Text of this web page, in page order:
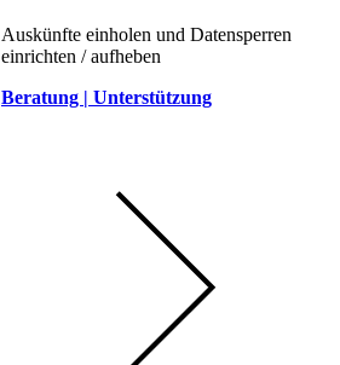
Auskünfte einholen und Datensperren
einrichten / aufheben
Beratung | Unterstützung